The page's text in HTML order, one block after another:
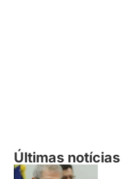
Últimas notícias